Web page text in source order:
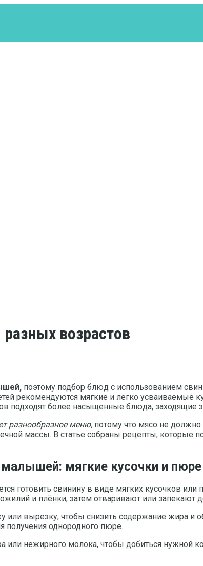
возрастов
поэтому подбор блюд с использованием
рекомендуются мягкие и легко усваиваемые
подходят более насыщенные блюда, заходящие
разнообразное меню, потому что мясо не
массы. В статье собраны рецепты, которые
мягкие кусочки и пюре
готовить свинину в виде мягких кусочков или
и плёнки, затем отваривают или запекают
вырезку, чтобы снизить содержание жира и
получения однородного пюре.
нежирного молока, чтобы добиться нужной